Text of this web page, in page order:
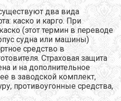
два вида
каско и карго. При
(этот термин в переводе
судна или машины)
средство в
Страховая защита
и на дополнительное
в заводской комплект,
противоугонные средства,